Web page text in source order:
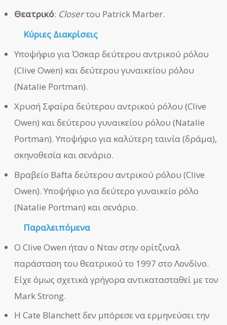
Θεατρικό: Closerτου Patrick Marber.
Κύριες Διακρίσεις
Υποψήφιο για Όσκαρ δεύτερου αντρικού ρόλου
(Clive Owen) και δεύτερου γυναικείου ρόλου
(Natalie Portman).
Χρυσή Σφαίρα δεύτερου αντρικού ρόλου (Clive
Owen) και δεύτερου γυναικείου ρόλου (Natalie
Portman). Υποψήφιο για καλύτερη ταινία (δράμα),
σκηνοθεσία και σενάριο.
Βραβείο Bafta δεύτερου αντρικού ρόλου (Clive
Owen). Υποψήφιο για δεύτερο γυναικείο ρόλο
(Natalie Portman) και σενάριο.
Παραλειπόμενα
Ο Clive Owen ήταν ο Νταν στην ορίτζιναλ
παράσταση του θεατρικού το 1997 στο Λονδίνο.
Είχε όμως σχετικά γρήγορα αντικατασταθεί με τον
Mark Strong.
Η Cate Blanchett δεν μπόρεσε να ερμηνεύσει την